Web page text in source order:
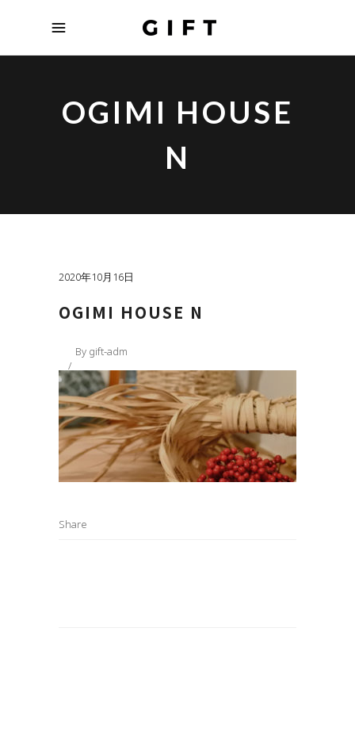
OGIMI HOUSE
N
2020年10月16日
OGIMI HOUSE N
By gift-adm
Share